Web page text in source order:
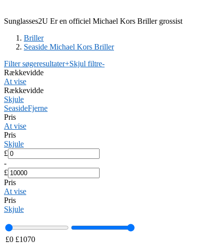
Sunglasses2U Er en officiel Michael Kors Briller grossist
Briller
Seaside Michael Kors Briller
Filter søgeresultater+Skjul filtre-
Rækkevidde
At vise
Rækkevidde
Skjule
SeasideFjerne
Pris
At vise
Pris
Skjule
£
-
£
Pris
At vise
Pris
Skjule
£0 £1070